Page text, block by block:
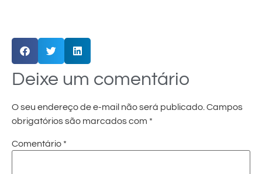
Deixe um comentário
O seu endereço de e-mail não será publicado. Campos
obrigatórios são marcados com *
Comentário *